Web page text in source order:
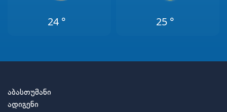
24 ° 25 °
აბასთუმანი
ადიგენი